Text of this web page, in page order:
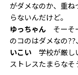
がダメなのか、重
らないんだけど。
ゆっちゃん そーそ
のコのはダメなの??
いこい 学校が厳し
ストレスたまらなそ